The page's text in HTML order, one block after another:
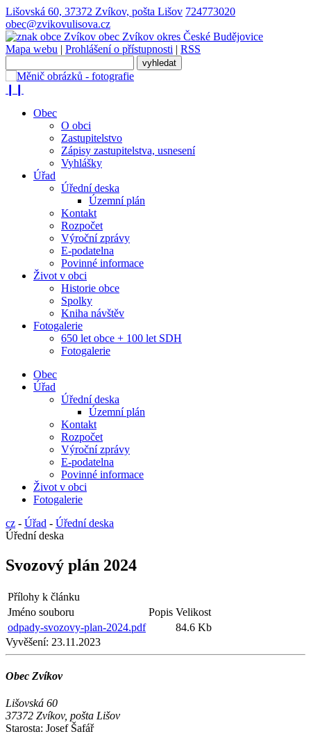
Lišovská 60, 37372 Zvíkov, pošta Lišov 724773020
obec@zvikovulisova.cz
obec Zvíkov okres České Budějovice
Mapa webu | Prohlášení o přístupnosti | RSS
Obec
O obci
Zastupitelstvo
Zápisy zastupitelstva, usnesení
Vyhlášky
Úřad
Úřední deska
Územní plán
Kontakt
Rozpočet
Výroční zprávy
E-podatelna
Povinné informace
Život v obci
Historie obce
Spolky
Kniha návštěv
Fotogalerie
650 let obce + 100 let SDH
Fotogalerie
Obec
Úřad
Úřední deska
Územní plán
Kontakt
Rozpočet
Výroční zprávy
E-podatelna
Povinné informace
Život v obci
Fotogalerie
cz - Úřad - Úřední deska
Úřední deska
Svozový plán 2024
Přílohy k článku
Jméno souboru
Popis Velikost
odpady-svozovy-plan-2024.pdf
84.6 Kb
Vyvěšení: 23.11.2023
Obec Zvíkov
Lišovská 60
37372 Zvíkov, pošta Lišov
Starosta: Josef Šafář